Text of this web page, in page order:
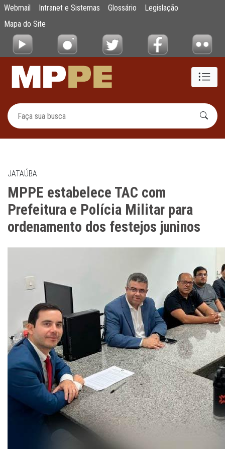
Pular para o Conteúdo principal
MPPE estabelece TAC com Prefeitura e
Webmail Intranet e Sistemas Glossário
Legislação
Mapa do Site
JATAÚBA
MPPE estabelece TAC com
Prefeitura e Polícia Militar para
ordenamento dos festejos juninos